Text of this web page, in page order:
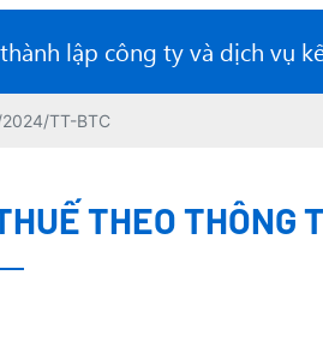
lập công ty và dịch vụ
TT-BTC
THEO